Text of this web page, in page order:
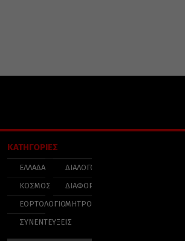
ΚΑΤΗΓΟΡΙΕΣ
ΕΛΛΑΔΑ
ΚΟΣΜΟΣ
ΕΟΡΤΟΛΟΓΙΟ
ΣΥΝΕΝΤΕΥΞΕΙΣ
ΔΙΑΛΟΓΟΣ
ΔΙΑΦΟΡΑ
ΜΗΤΡΟΠΟΛΕΙΣ